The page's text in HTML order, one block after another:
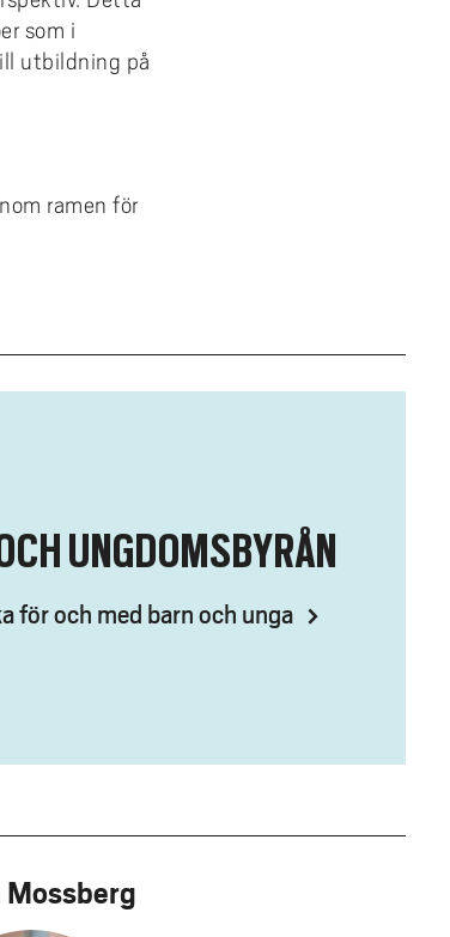
som i
utbildning på
ramen för
UNGDOMSBYRÅN
för och med barn och unga